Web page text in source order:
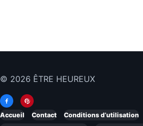
© 2026 ÊTRE HEUREUX
Accueil Contact
Conditions d’utilisation